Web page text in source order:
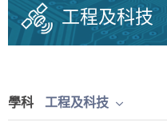
工程及科技
學科 工程及科技